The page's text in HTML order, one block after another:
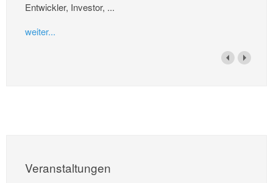
Entwickler, Investor, ...
weiter...
Veranstaltungen